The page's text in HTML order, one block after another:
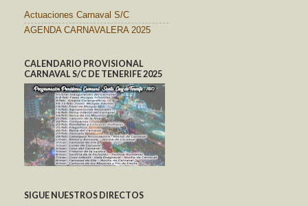
Actuaciones Carnaval S/C
AGENDA CARNAVALERA 2025
CALENDARIO PROVISIONAL
CARNAVAL S/C DE TENERIFE 2025
SIGUE NUESTROS DIRECTOS